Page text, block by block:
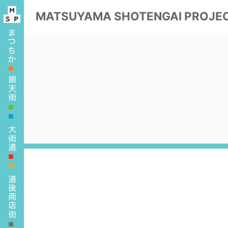
MATSUYAMA SHOTENGAI
■
■
■
■
■
■